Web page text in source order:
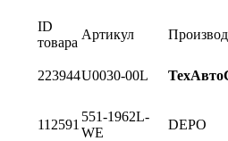
ID
товара
Артикул
223944U0030-00L
112591
551-1962L-
WE
DEPO